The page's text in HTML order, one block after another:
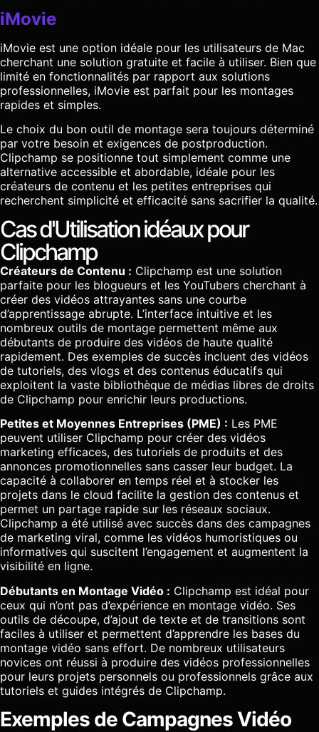
iMovie
iMovie est une option idéale pour les utilisateurs de Mac
cherchant une solution gratuite et facile à utiliser. Bien que
limité en fonctionnalités par rapport aux solutions
professionnelles, iMovie est parfait pour les montages
rapides et simples.
Le choix du bon outil de montage sera toujours déterminé
par votre besoin et exigences de postproduction.
Clipchamp se positionne tout simplement comme une
alternative accessible et abordable, idéale pour les
créateurs de contenu et les petites entreprises qui
recherchent simplicité et efficacité sans sacrifier la qualité.
Cas d'Utilisation idéaux pour
Clipchamp
Créateurs de Contenu : Clipchamp est une solution
parfaite pour les blogueurs et les YouTubers cherchant à
créer des vidéos attrayantes sans une courbe
d’apprentissage abrupte. L’interface intuitive et les
nombreux outils de montage permettent même aux
débutants de produire des vidéos de haute qualité
rapidement. Des exemples de succès incluent des vidéos
de tutoriels, des vlogs et des contenus éducatifs qui
exploitent la vaste bibliothèque de médias libres de droits
de Clipchamp pour enrichir leurs productions.
Petites et Moyennes Entreprises (PME) : Les PME
peuvent utiliser Clipchamp pour créer des vidéos
marketing efficaces, des tutoriels de produits et des
annonces promotionnelles sans casser leur budget. La
capacité à collaborer en temps réel et à stocker les
projets dans le cloud facilite la gestion des contenus et
permet un partage rapide sur les réseaux sociaux.
Clipchamp a été utilisé avec succès dans des campagnes
de marketing viral, comme les vidéos humoristiques ou
informatives qui suscitent l’engagement et augmentent la
visibilité en ligne.
Débutants en Montage Vidéo : Clipchamp est idéal pour
ceux qui n’ont pas d’expérience en montage vidéo. Ses
outils de découpe, d’ajout de texte et de transitions sont
faciles à utiliser et permettent d’apprendre les bases du
montage vidéo sans effort. De nombreux utilisateurs
novices ont réussi à produire des vidéos professionnelles
pour leurs projets personnels ou professionnels grâce aux
tutoriels et guides intégrés de Clipchamp.
Exemples de Campagnes Vidéo